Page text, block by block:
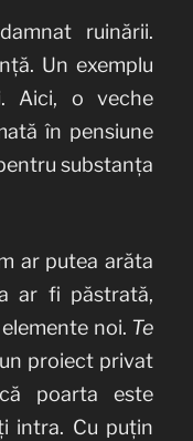
ruinării.
Un exemplu
. Aici, o veche
în pensiune
substanța
ar putea arăta
ar fi păstrată,
noi. Te
proiect privat
poarta este
intra. Cu puțin